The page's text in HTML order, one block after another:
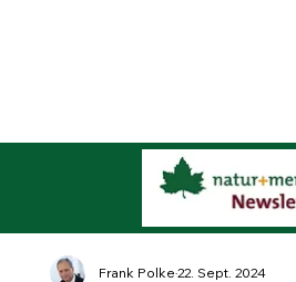
Frank Polke22. Sept. 2024